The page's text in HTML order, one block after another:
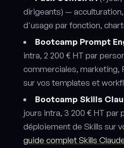
dirigeants) —
d'usage par fonction,
Bootcamp Prompt
intra, 2 200 € HT par
commerciales, marketing,
sur vos templates et
Bootcamp Skills
jours intra, 3 200 € HT par
déploiement de Skills sur
guide complet Skills